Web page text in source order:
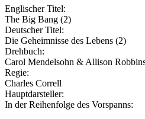
Englischer Titel:
The Big Bang (2)
Deutscher Titel:
Die Geheimnisse des Lebens (2)
Drehbuch:
Carol Mendelsohn & Allison
Regie:
Charles Correll
Hauptdarsteller:
In der Reihenfolge des Vorspanns: